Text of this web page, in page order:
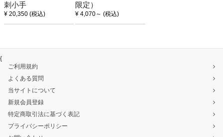
刺小手
¥ 20,350 (税込)
限定）
¥ 4,070～ (税込)
{
ご利用規約
よくある質問
当サイトについて
新規会員登録
特定商取引法に基づく表記
プライバシーポリシー